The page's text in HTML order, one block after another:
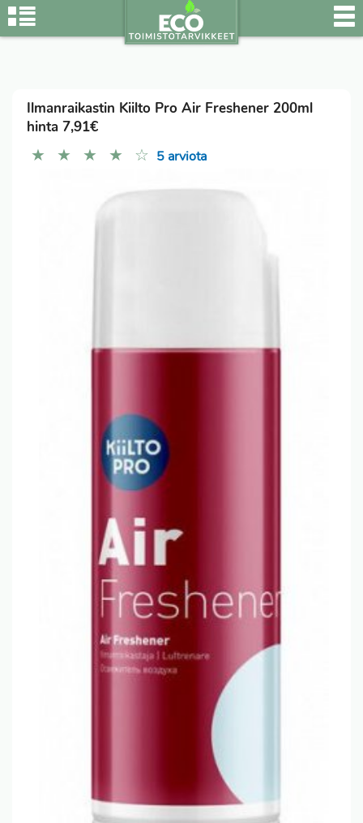
Ilmanraikastin Kiilto Pro Air Freshener 200ml
hinta 7,91€
★ ★ ★ ★ ☆ 5 arviota